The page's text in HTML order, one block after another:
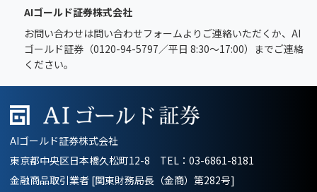
AIゴールド証券株式会社
お問い合わせは問い合わせフォームよりご連絡いただくか、AI
ゴールド証券（0120-94-5797／平日 8:30～17:00）までご連絡
ください。
AIゴールド証券株式会社
東京都中央区日本橋久松町12-8 TEL： 03-6861-8181
金融商品取引業者 [関東財務局長（金商）第282号]